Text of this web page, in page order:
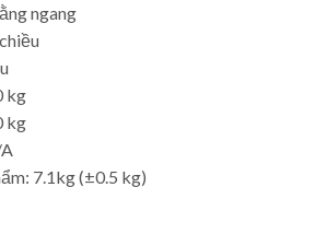
ngang
kg
kg
7.1kg (±0.5 kg)